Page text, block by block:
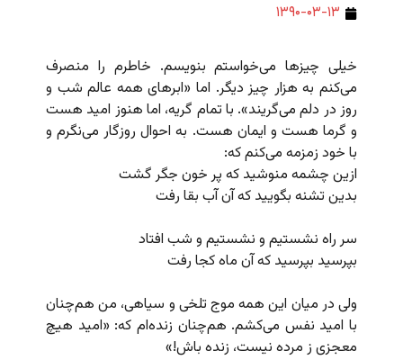
۱۳۹۰-۰۳-۱۳
خیلی چیزها می‌خواستم بنویسم. خاطرم را منصرف
می‌کنم به هزار چیز دیگر. اما «ابرهای همه عالم شب و
روز در دلم می‌گریند». با تمام گریه، اما هنوز امید هست
و گرما هست و ایمان هست. به احوال روزگار می‌نگرم و
با خود زمزمه می‌کنم که:
ازین چشمه منوشید که پر خون جگر گشت
بدین تشنه بگویید که آن آب بقا رفت
سر راه نشستیم و نشستیم و شب افتاد
بپرسید بپرسید که آن ماه کجا رفت
ولی در میان این همه موج تلخی و سیاهی، من هم‌چنان
با امید نفس می‌کشم. هم‌چنان زنده‌ام که: «امید هیچ
معجزی ز مرده نیست، زنده باش!»